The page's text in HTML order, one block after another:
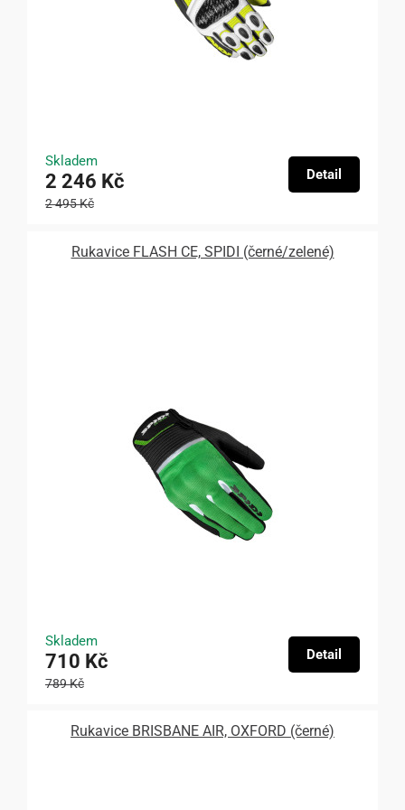
Skladem
2 246 Kč
2 495 Kč
Detail
Rukavice FLASH CE, SPIDI (černé/zelené)
Skladem
710 Kč
789 Kč
Detail
Rukavice BRISBANE AIR, OXFORD (černé)